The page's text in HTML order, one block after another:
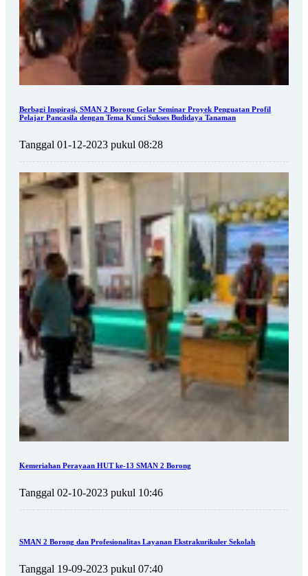
Berbagi Inspirasi, SMAN 2 Borong Gelar Seminar Proyek Penguatan Profil
Pelajar Pancasila dengan Tema Kunci Sukses Budidaya Tanaman
Tanggal 01-12-2023 pukul 08:28
Kemeriahan Perayaan HUT ke-13 SMAN 2 Borong
Tanggal 02-10-2023 pukul 10:46
SMAN 2 Borong dan Profesionalitas Layanan Ekstrakurikuler Sekolah
Tanggal 19-09-2023 pukul 07:40